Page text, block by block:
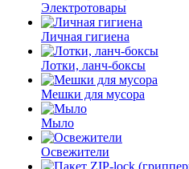
Электротовары
Личная гигиена
Лотки, ланч-боксы
Мешки для мусора
Мыло
Освежители